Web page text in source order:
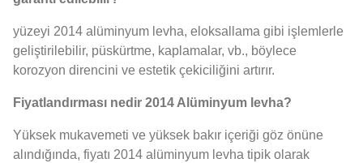
yüzeyi 2014 alüminyum levha, eloksallama gibi işlemlerle
geliştirilebilir, püskürtme, kaplamalar, vb., böylece
korozyon direncini ve estetik çekiciliğini artırır.
Fiyatlandırması nedir 2014 Alüminyum levha?
Yüksek mukavemeti ve yüksek bakır içeriği göz önüne
alındığında, fiyatı 2014 alüminyum levha tipik olarak